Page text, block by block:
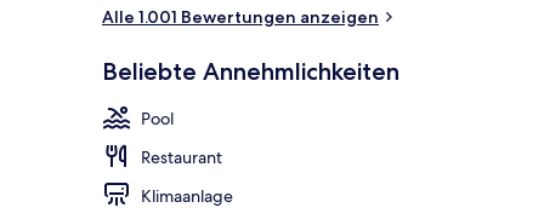
Alle 1.001 Bewertungen anzeigen
Beliebte Annehmlichkeiten
Pool
Restaurant
Klimaanlage